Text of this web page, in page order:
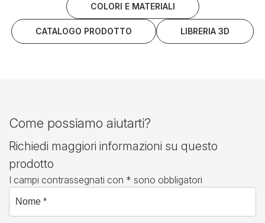
COLORI E MATERIALI
CATALOGO PRODOTTO LIBRERIA 3D
Come possiamo aiutarti?
Richiedi maggiori informazioni su questo
prodotto
I campi contrassegnati con * sono obbligatori